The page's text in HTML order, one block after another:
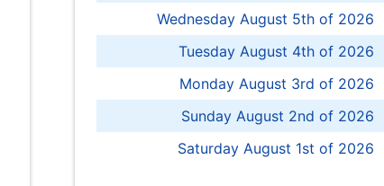
Wednesday August 5th of 2026
Tuesday August 4th of 2026
Monday August 3rd of 2026
Sunday August 2nd of 2026
Saturday August 1st of 2026